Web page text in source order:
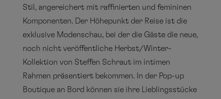
Stil, angereichert mit raffinierten und femininen
Komponenten. Der Höhepunkt der Reise ist die
exklusive Modenschau, bei der die Gäste die neue,
noch nicht veröffentliche Herbst/Winter-
Kollektion von Steffen Schraut im intimen
Rahmen präsentiert bekommen. In der Pop-up
Boutique an Bord können sie ihre Lieblingsstücke